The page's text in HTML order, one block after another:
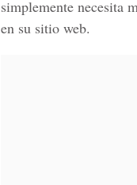
simplemente necesita
en su sitio web.